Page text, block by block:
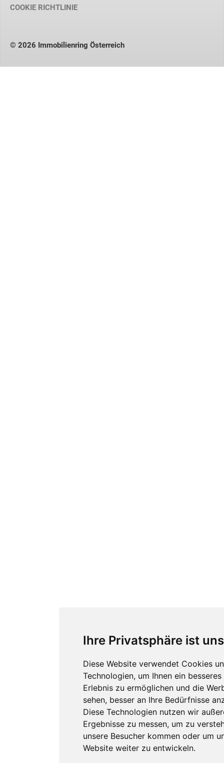
Ihre Privatsphäre ist
Diese Website verwendet Cookies
Technologien, um Ihnen ein
Erlebnis zu ermöglichen und die
sehen, besser an Ihre Bedürfnisse
Diese Technologien nutzen wir
Ergebnisse zu messen, um zu
unsere Besucher kommen oder um
Website weiter zu entwickeln.
COOKIE RICHTLINIE
© 2026 Immobilienring Österreich